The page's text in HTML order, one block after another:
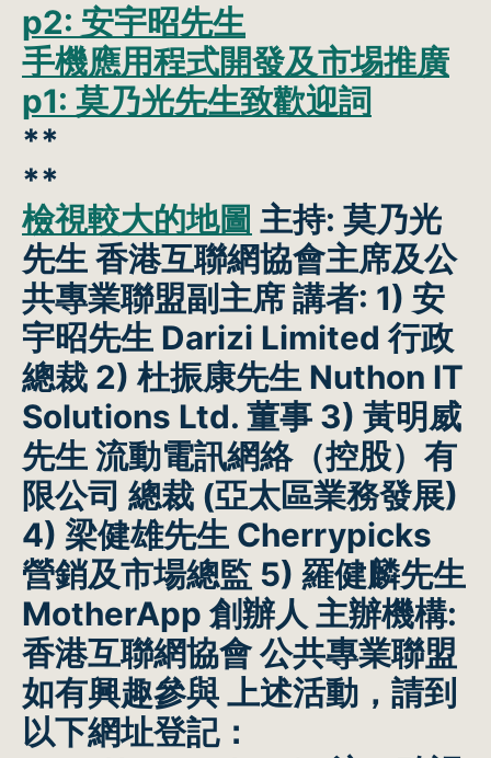
p2: 安宇昭先生
手機應用程式開發及市埸推廣
p1: 莫乃光先生致歡迎詞
**
**
檢視較大的地圖 主持: 莫乃光
先生 香港互聯網協會主席及公
共專業聯盟副主席講者: 1) 安
宇昭先生 Darizi Limited 行政
總裁 2) 杜振康先生 Nuthon IT
Solutions Ltd. 董事 3) 黃明威
先生 流動電訊網絡（控股）有
限公司 總裁 (亞太區業務發展)
4) 梁健雄先生 Cherrypicks
營銷及市場總監 5) 羅健麟先生
MotherApp 創辦人 主辦機構:
香港互聯網協會 公共專業聯盟
如有興趣參與 上述活動，請到
以下網址登記：